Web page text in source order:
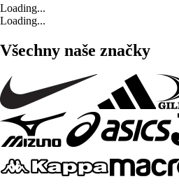
Loading...
Loading...
Všechny naše značky